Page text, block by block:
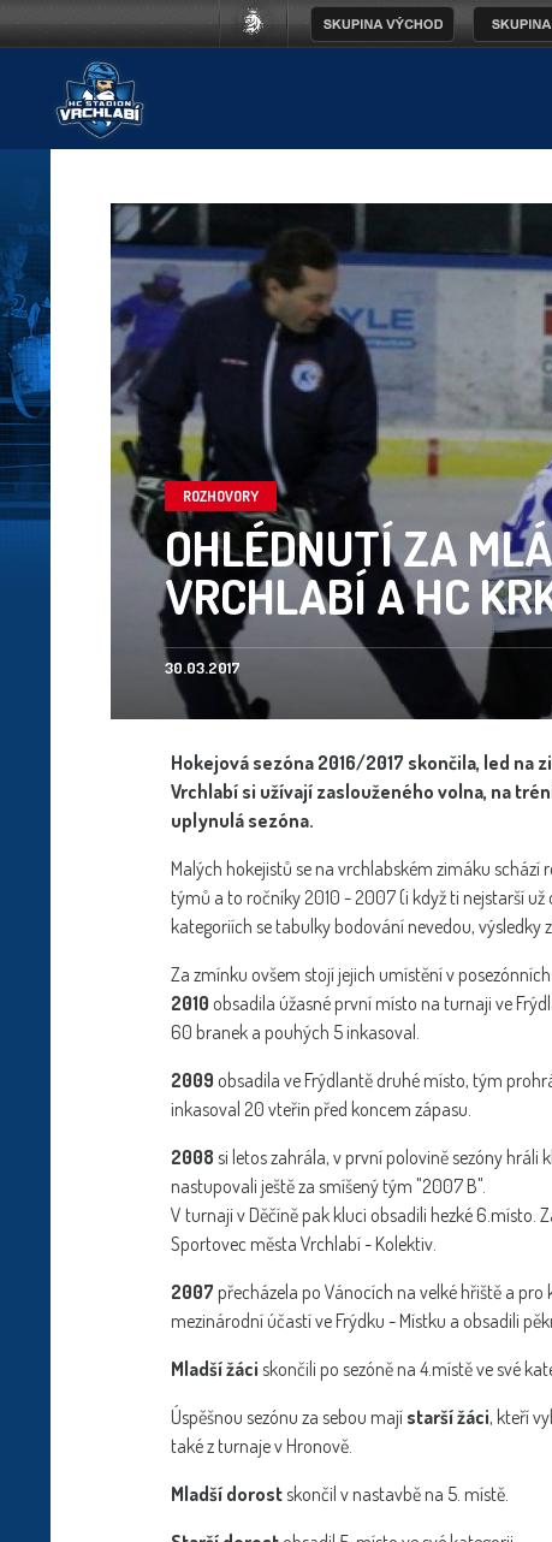
ROZHOVORY
OHLÉDNUTÍ ZA
VRCHLABÍ A HC
30.03.2017
Hokejová sezóna 2016/2017 skončila, led
Vrchlabí si užívají zaslouženého volna, na
uplynulá sezóna.
Malých hokejistů se na vrchlabském zimáku
týmů a to ročníky 2010 - 2007 (i když ti nejstarší
kategoriích se tabulky bodování nevedou, výsledky
Za zmínku ovšem stojí jejich umístění v
2010 obsadila úžasné první místo na turnaji ve
60 branek a pouhých 5 inkasoval.
2009 obsadila ve Frýdlantě druhé místo, tým
inkasoval 20 vteřin před koncem zápasu.
2008 si letos zahrála, v první polovině sezóny
nastupovali ještě za smíšený tým "2007 B".
V turnaji v Děčíně pak kluci obsadili hezké 6.místo.
Sportovec města Vrchlabí - Kolektiv.
2007 přecházela po Vánocích na velké hřiště a
mezinárodní účastí ve Frýdku - Místku a obsadili
Mladší žáci skončili po sezóně na 4.místě ve své
Úspěšnou sezónu za sebou mají starší žáci, kteří
také z turnaje v Hronově.
Mladší dorostskončil v nastavbě na 5. místě.